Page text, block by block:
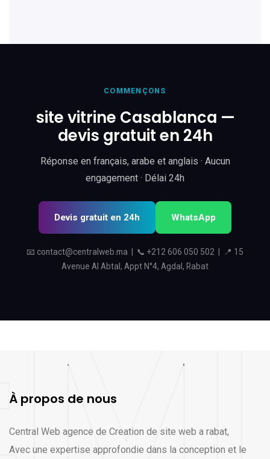
COMMENÇONS
site vitrine Casablanca —
devis gratuit en 24h
Réponse en français, arabe et anglais · Aucun
engagement · Délai 24h
Devis gratuit en 24h WhatsApp
📧 contact@centralweb.ma | 📞 +212 606 050 502 | 📍 15
Avenue Al Abtal, Appt N°4, Agdal, Rabat
À propos de nous
Central Web agence de Creation de site web a rabat,
Avec une expertise approfondie dans la conception et le